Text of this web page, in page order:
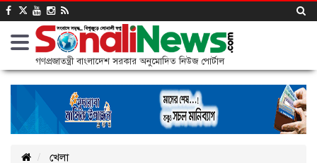
গণপ্রজাতন্ত্রী বাংলাদেশ সরকার অনুমোদিত নিউজ পোর্টাল
খেলা